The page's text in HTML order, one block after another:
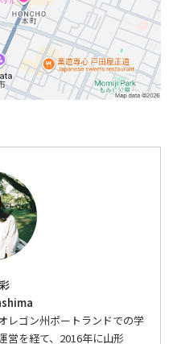
レゴン州ポートランドでの学
営を経て、2016年に山形